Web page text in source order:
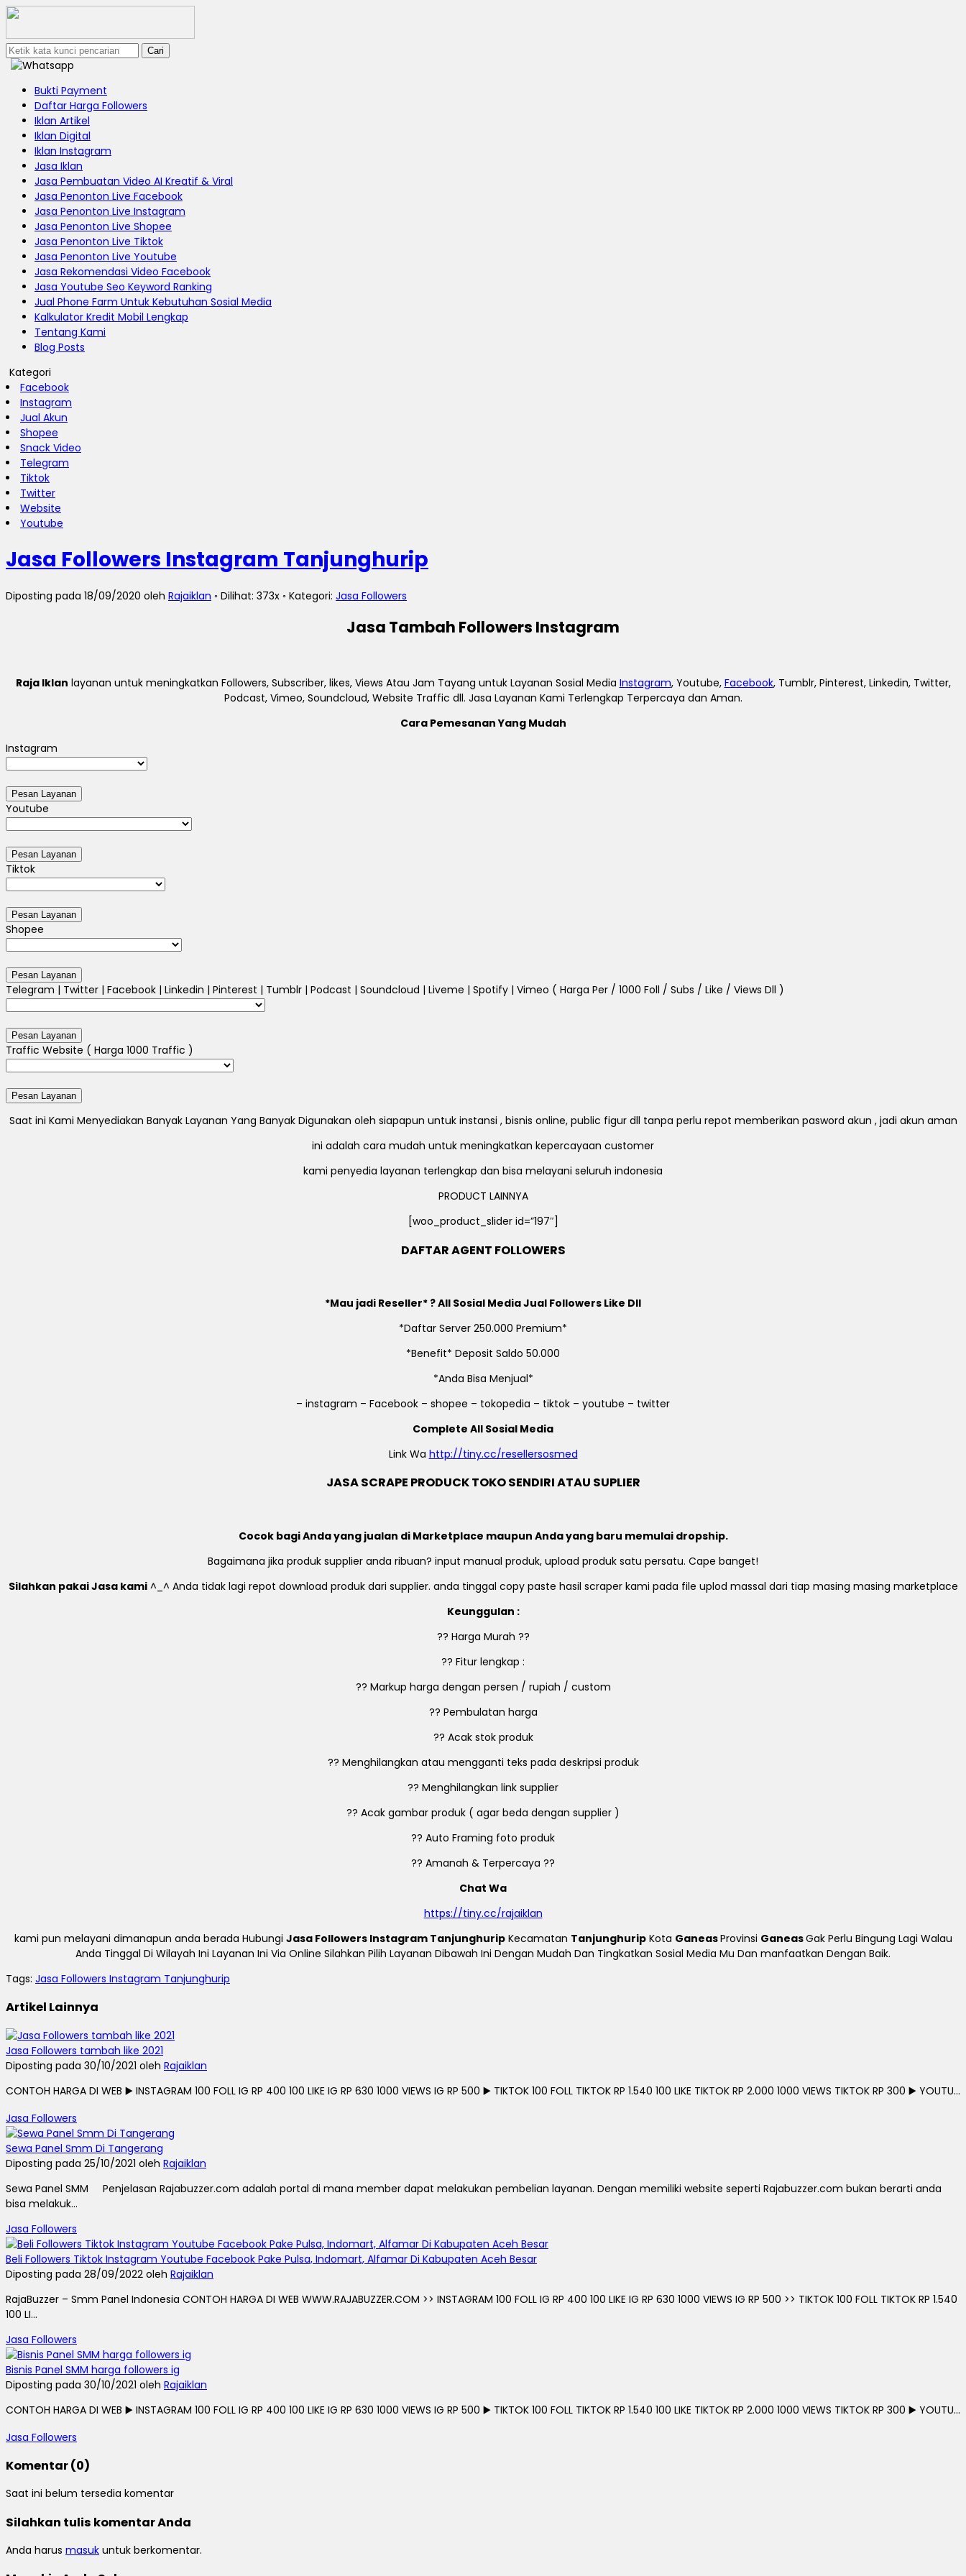
Cari
Bukti Payment
Daftar Harga Followers
Iklan Artikel
Iklan Digital
Iklan Instagram
Jasa Iklan
Jasa Pembuatan Video AI Kreatif & Viral
Jasa Penonton Live Facebook
Jasa Penonton Live Instagram
Jasa Penonton Live Shopee
Jasa Penonton Live Tiktok
Jasa Penonton Live Youtube
Jasa Rekomendasi Video Facebook
Jasa Youtube Seo Keyword Ranking
Jual Phone Farm Untuk Kebutuhan Sosial Media
Kalkulator Kredit Mobil Lengkap
Tentang Kami
Blog Posts
Kategori
Facebook
Instagram
Jual Akun
Shopee
Snack Video
Telegram
Tiktok
Twitter
Website
Youtube
Jasa Followers Instagram Tanjunghurip
Diposting pada 18/09/2020 oleh Rajaiklan ◦ Dilihat: 373x ◦ Kategori: Jasa Followers
Jasa Tambah Followers Instagram
Raja Iklan layanan untuk meningkatkan Followers, Subscriber, likes, Views Atau Jam Tayang untuk Layanan Sosial Media Instagram, Youtube, Facebook, Tumblr, Pinterest, Linkedin, Twitter,
Podcast, Vimeo, Soundcloud, Website Traffic dll. Jasa Layanan Kami Terlengkap Terpercaya dan Aman.
Cara Pemesanan Yang Mudah
Instagram
Youtube
Tiktok
Shopee
Telegram | Twitter | Facebook | Linkedin | Pinterest | Tumblr | Podcast | Soundcloud | Liveme | Spotify | Vimeo ( Harga Per / 1000 Foll / Subs / Like / Views Dll )
Traffic Website ( Harga 1000 Traffic )
Saat ini Kami Menyediakan Banyak Layanan Yang Banyak Digunakan oleh siapapun untuk instansi , bisnis online, public figur dll tanpa perlu repot memberikan pasword akun , jadi akun aman
ini adalah cara mudah untuk meningkatkan kepercayaan customer
kami penyedia layanan terlengkap dan bisa melayani seluruh indonesia
PRODUCT LAINNYA
[woo_product_slider id=”197″]
DAFTAR AGENT FOLLOWERS
*Mau jadi Reseller* ? All Sosial Media Jual Followers Like Dll
*Daftar Server 250.000 Premium*
*Benefit* Deposit Saldo 50.000
*Anda Bisa Menjual*
– instagram – Facebook – shopee – tokopedia – tiktok – youtube – twitter
Complete All Sosial Media
Link Wa http://tiny.cc/resellersosmed
JASA SCRAPE PRODUCK TOKO SENDIRI ATAU SUPLIER
Cocok bagi Anda yang jualan di Marketplace maupun Anda yang baru memulai dropship.
Bagaimana jika produk supplier anda ribuan? input manual produk, upload produk satu persatu. Cape banget!
Silahkan pakai Jasa kami^_^ Anda tidak lagi repot download produk dari supplier. anda tinggal copy paste hasil scraper kami pada file uplod massal dari tiap masing masing marketplace
Keunggulan :
?? Harga Murah ??
?? Fitur lengkap :
?? Markup harga dengan persen / rupiah / custom
?? Pembulatan harga
?? Acak stok produk
?? Menghilangkan atau mengganti teks pada deskripsi produk
?? Menghilangkan link supplier
?? Acak gambar produk ( agar beda dengan supplier )
?? Auto Framing foto produk
?? Amanah & Terpercaya ??
Chat Wa
https://tiny.cc/rajaiklan
kami pun melayani dimanapun anda berada Hubungi Jasa Followers Instagram TanjunghuripKecamatan TanjunghuripKota GaneasProvinsi GaneasGak Perlu Bingung Lagi Walau
Anda Tinggal Di Wilayah Ini Layanan Ini Via Online Silahkan Pilih Layanan Dibawah Ini Dengan Mudah Dan Tingkatkan Sosial Media Mu Dan manfaatkan Dengan Baik.
Tags: Jasa Followers Instagram Tanjunghurip
Artikel Lainnya
Jasa Followers tambah like 2021
Diposting pada 30/10/2021 oleh Rajaiklan
CONTOH HARGA DI WEB ▶️ INSTAGRAM 100 FOLL IG RP 400 100 LIKE IG RP 630 1000 VIEWS IG RP 500 ▶️ TIKTOK 100 FOLL TIKTOK RP 1.540 100 LIKE TIKTOK RP 2.000 1000 VIEWS TIKTOK RP 300 ▶️ YOUTU...
Jasa Followers
Sewa Panel Smm Di Tangerang
Diposting pada 25/10/2021 oleh Rajaiklan
Sewa Panel SMM Penjelasan Rajabuzzer.com adalah portal di mana member dapat melakukan pembelian layanan. Dengan memiliki website seperti Rajabuzzer.com bukan berarti anda
bisa melakuk...
Jasa Followers
Beli Followers Tiktok Instagram Youtube Facebook Pake Pulsa, Indomart, Alfamar Di Kabupaten Aceh Besar
Diposting pada 28/09/2022 oleh Rajaiklan
RajaBuzzer – Smm Panel Indonesia CONTOH HARGA DI WEB WWW.RAJABUZZER.COM >> INSTAGRAM 100 FOLL IG RP 400 100 LIKE IG RP 630 1000 VIEWS IG RP 500 >> TIKTOK 100 FOLL TIKTOK RP 1.540
100 LI...
Jasa Followers
Bisnis Panel SMM harga followers ig
Diposting pada 30/10/2021 oleh Rajaiklan
CONTOH HARGA DI WEB ▶️ INSTAGRAM 100 FOLL IG RP 400 100 LIKE IG RP 630 1000 VIEWS IG RP 500 ▶️ TIKTOK 100 FOLL TIKTOK RP 1.540 100 LIKE TIKTOK RP 2.000 1000 VIEWS TIKTOK RP 300 ▶️ YOUTU...
Jasa Followers
Komentar (0)
Saat ini belum tersedia komentar
Silahkan tulis komentar Anda
Anda harus masuk untuk berkomentar.